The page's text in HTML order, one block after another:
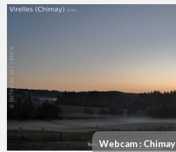
Webcam : Chimay